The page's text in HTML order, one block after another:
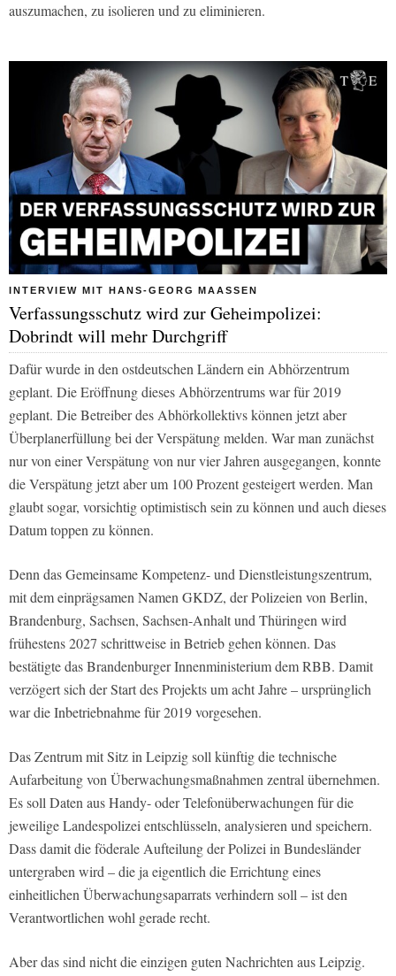
auszumachen, zu isolieren und zu eliminieren.
INTERVIEW MIT HANS-GEORG MAASSEN
Verfassungsschutz wird zur Geheimpolizei:
Dobrindt will mehr Durchgriff
Dafür wurde in den ostdeutschen Ländern ein Abhörzentrum
geplant. Die Eröffnung dieses Abhörzentrums war für 2019
geplant. Die Betreiber des Abhörkollektivs können jetzt aber
Überplanerfüllung bei der Verspätung melden. War man zunächst
nur von einer Verspätung von nur vier Jahren ausgegangen, konnte
die Verspätung jetzt aber um 100 Prozent gesteigert werden. Man
glaubt sogar, vorsichtig optimistisch sein zu können und auch dieses
Datum toppen zu können.
Denn das Gemeinsame Kompetenz- und Dienstleistungszentrum,
mit dem einprägsamen Namen GKDZ, der Polizeien von Berlin,
Brandenburg, Sachsen, Sachsen-Anhalt und Thüringen wird
frühestens 2027 schrittweise in Betrieb gehen können. Das
bestätigte das Brandenburger Innenministerium dem RBB. Damit
verzögert sich der Start des Projekts um acht Jahre – ursprünglich
war die Inbetriebnahme für 2019 vorgesehen.
Das Zentrum mit Sitz in Leipzig soll künftig die technische
Aufarbeitung von Überwachungsmaßnahmen zentral übernehmen.
Es soll Daten aus Handy- oder Telefonüberwachungen für die
jeweilige Landespolizei entschlüsseln, analysieren und speichern.
Dass damit die föderale Aufteilung der Polizei in Bundesländer
untergraben wird – die ja eigentlich die Errichtung eines
einheitlichen Überwachungsaparrats verhindern soll – ist den
Verantwortlichen wohl gerade recht.
Aber das sind nicht die einzigen guten Nachrichten aus Leipzig.